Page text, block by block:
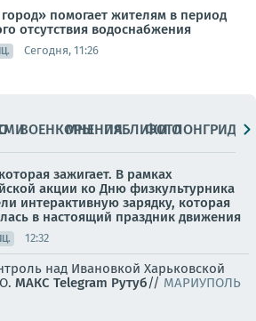
помогает жителям в период
отсутствия водоснабжения
Сегодня, 11:26
ВОЕНКОРЫМНЕНИЯПАБЛИКИ
ФОТОЛОНГРИДЫ
зажигает. В рамках
акции ко Дню физкультурника
интерактивную зарядку, которая
в настоящий праздник движения
12:32
над Ивановкой Харьковской
МАКС Telegram Рутуб// МАРИУПОЛЬ